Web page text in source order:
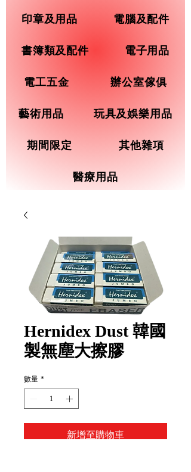
印章及用品 電腦及配件
書簿類及配件 電子用品
電工五金 辦公室傢俱
藝術用品 玩具及娛樂用品
期間限定 其他雜項
醫療用品
Hernidex Dust 韓國
製無塵大擦膠
數量 *
新增至購物車